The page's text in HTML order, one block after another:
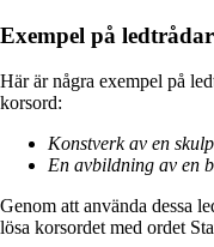
Exempel på
Här är några exempel på
korsord:
Konstverk av en
En avbildning av en
Genom att använda dessa
lösa korsordet med ordet